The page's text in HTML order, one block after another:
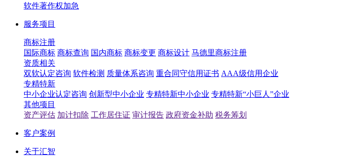
软件著作权加急
服务项目
商标注册
国际商标 商标查询 国内商标 商标变更 商标设计 马德里商标注册
资质相关
双软认定咨询 软件检测 质量体系咨询 重合同守信用证书 AAA级信用企业
专精特新
中小企业认定咨询 创新型中小企业 专精特新中小企业 专精特新“小巨人”企业
其他项目
资产评估 加计扣除 工作居住证 审计报告 政府资金补助 税务筹划
客户案例
关于汇智